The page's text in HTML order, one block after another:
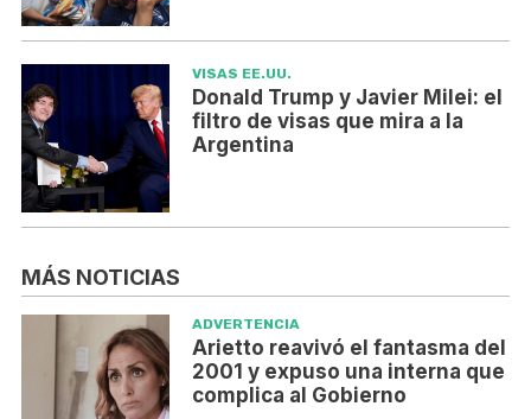
VISAS EE.UU.
Donald Trump y Javier Milei: el
filtro de visas que mira a la
Argentina
MÁS NOTICIAS
ADVERTENCIA
Arietto reavivó el fantasma del
2001 y expuso una interna que
complica al Gobierno